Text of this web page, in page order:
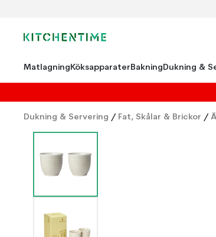
MatlagningKöksapparaterBakningDukning &
Dukning & Servering / Fat, Skålar & Brickor /